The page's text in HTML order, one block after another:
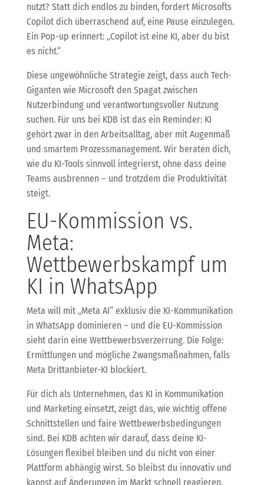
nutzt? Statt dich endlos zu binden, fordert Microsofts
Copilot dich überraschend auf, eine Pause einzulegen.
Ein Pop-up erinnert: „Copilot ist eine KI, aber du bist
es nicht.“
Diese ungewöhnliche Strategie zeigt, dass auch Tech-
Giganten wie Microsoft den Spagat zwischen
Nutzerbindung und verantwortungsvoller Nutzung
suchen. Für uns bei KDB ist das ein Reminder: KI
gehört zwar in den Arbeitsalltag, aber mit Augenmaß
und smartem Prozessmanagement. Wir beraten dich,
wie du KI-Tools sinnvoll integrierst, ohne dass deine
Teams ausbrennen – und trotzdem die Produktivität
steigt.
EU-Kommission vs.
Meta:
Wettbewerbskampf um
KI in WhatsApp
Meta will mit „Meta AI“ exklusiv die KI-Kommunikation
in WhatsApp dominieren – und die EU-Kommission
sieht darin eine Wettbewerbsverzerrung. Die Folge:
Ermittlungen und mögliche Zwangsmaßnahmen, falls
Meta Drittanbieter-KI blockiert.
Für dich als Unternehmen, das KI in Kommunikation
und Marketing einsetzt, zeigt das, wie wichtig offene
Schnittstellen und faire Wettbewerbsbedingungen
sind. Bei KDB achten wir darauf, dass deine KI-
Lösungen flexibel bleiben und du nicht von einer
Plattform abhängig wirst. So bleibst du innovativ und
kannst auf Änderungen im Markt schnell reagieren.